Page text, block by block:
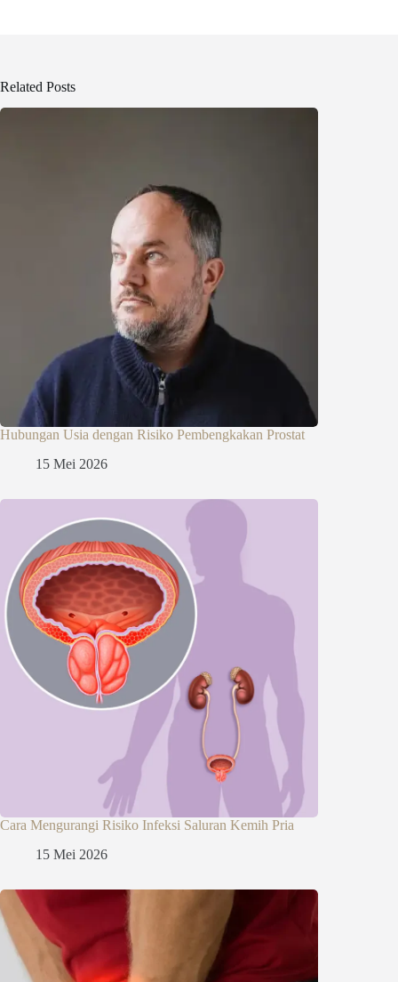
Related Posts
Hubungan Usia dengan Risiko Pembengkakan Prostat
15 Mei 2026
Cara Mengurangi Risiko Infeksi Saluran Kemih Pria
15 Mei 2026